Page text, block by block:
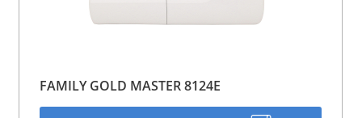
FAMILY GOLD MASTER 8124E